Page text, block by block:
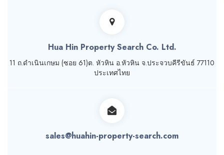
Hua Hin Property Search Co. Ltd.
11 ถ.ดำเนินเกษม (ซอย 61)ต. หัวหิน อ.หัวหิน จ.ประจวบคีรีขันธ์ 77110
ประเทศไทย
sales@huahin-property-search.com